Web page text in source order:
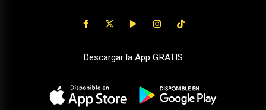
Descargar la App GRATIS